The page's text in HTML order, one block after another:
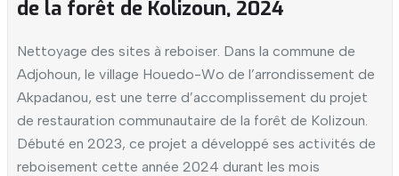
de la forêt de Kolizoun, 2024
Nettoyage des sites à reboiser. Dans la commune de
Adjohoun, le village Houedo-Wo de l’arrondissement de
Akpadanou, est une terre d’accomplissement du projet
de restauration communautaire de la forêt de Kolizoun.
Débuté en 2023, ce projet a développé ses activités de
reboisement cette année 2024 durant les mois